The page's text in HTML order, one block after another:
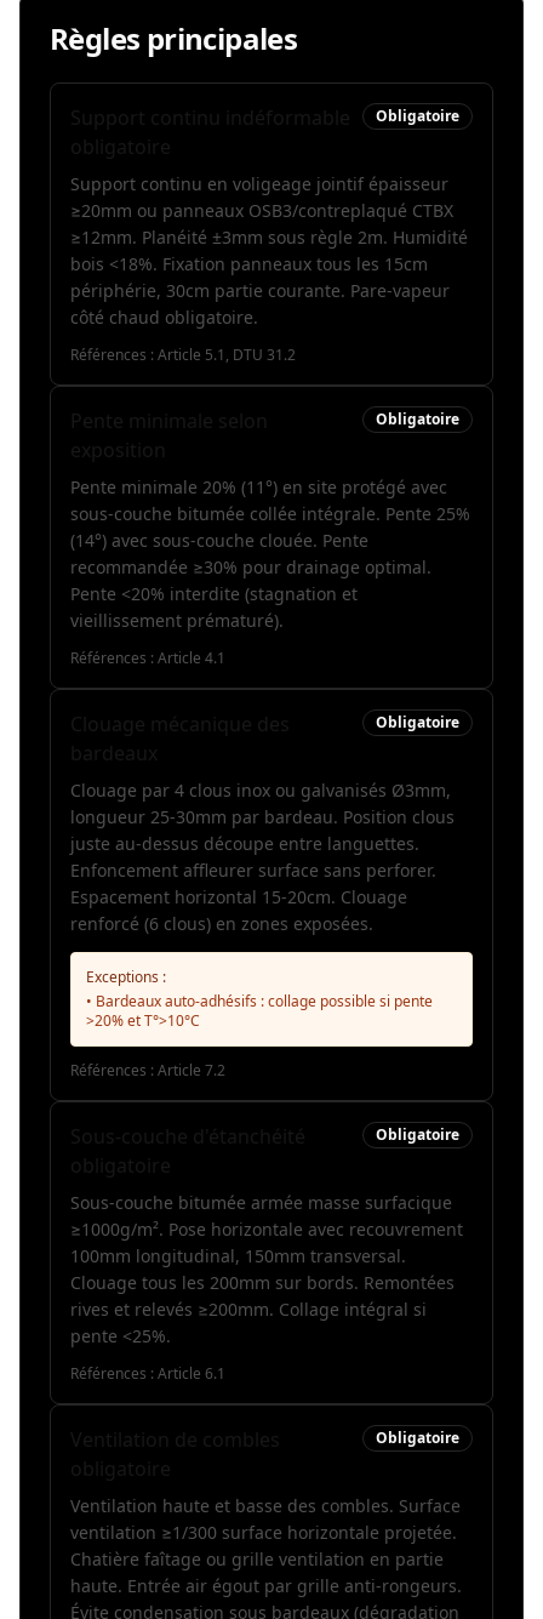
Règles principales
Obligatoire
Support continu en voligeage jointif épaisseur
≥20mm ou panneaux OSB3/contreplaqué CTBX
≥12mm. Planéité ±3mm sous règle 2m. Humidité
bois <18%. Fixation panneaux tous les 15cm
périphérie, 30cm partie courante. Pare-vapeur
côté chaud obligatoire.
Références : Article 5.1, DTU 31.2
Obligatoire
Pente minimale 20% (11°) en site protégé avec
sous-couche bitumée collée intégrale. Pente 25%
(14°) avec sous-couche clouée. Pente
recommandée ≥30% pour drainage optimal.
Pente <20% interdite (stagnation et
vieillissement prématuré).
Références : Article 4.1
Obligatoire
Clouage par 4 clous inox ou galvanisés Ø3mm,
longueur 25-30mm par bardeau. Position clous
juste au-dessus découpe entre languettes.
Enfoncement affleurer surface sans perforer.
Espacement horizontal 15-20cm. Clouage
renforcé (6 clous) en zones exposées.
Exceptions :
• Bardeaux auto-adhésifs : collage possible si pente
>20% et T°>10°C
Références : Article 7.2
Obligatoire
Sous-couche bitumée armée masse surfacique
≥1000g/m². Pose horizontale avec recouvrement
100mm longitudinal, 150mm transversal.
Clouage tous les 200mm sur bords. Remontées
rives et relevés ≥200mm. Collage intégral si
pente <25%.
Références : Article 6.1
Obligatoire
Ventilation haute et basse des combles. Surface
ventilation ≥1/300 surface horizontale projetée.
Chatière faîtage ou grille ventilation en partie
haute. Entrée air égout par grille anti-rongeurs.
Évite condensation sous bardeaux (dégradation